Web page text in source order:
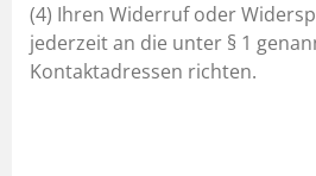
(4) Ihren Widerruf oder
jederzeit an die unter § 1
Kontaktadressen richten.